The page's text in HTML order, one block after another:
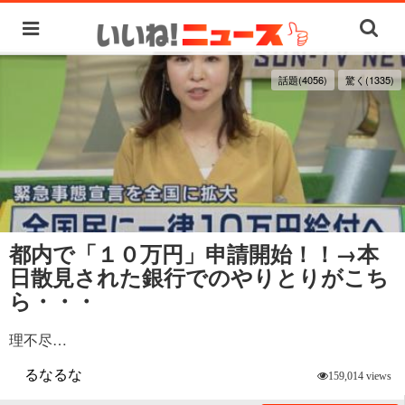
話題(4056) 驚く(1335)
都内で「１０万円」申請開始！！→本
日散見された銀行でのやりとりがこち
ら・・・
理不尽…
るなるな
159,014 views